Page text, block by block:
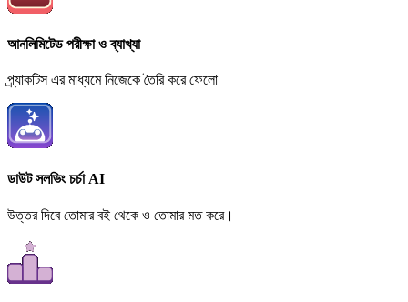
আনলিমিটেড পরীক্ষা ও ব্যাখ্যা
প্র্যাকটিস এর মাধ্যমে নিজেকে তৈরি করে ফেলো
ডাউট সলভিং চর্চা AI
উত্তর দিবে তোমার বই থেকে ও তোমার মত করে।